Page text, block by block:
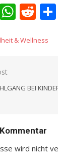
Pinterest
& Wellness
BEI
wird nicht